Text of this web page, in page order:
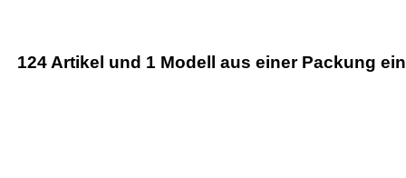
124 Artikel und 1 Modell aus einer Packung